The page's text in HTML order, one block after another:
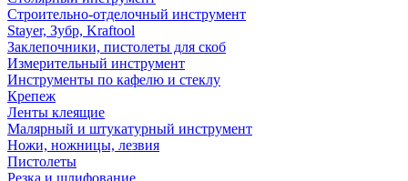
Строительно-отделочный инструмент
Stayer, Зубр, Kraftool
Заклепочники, пистолеты для скоб
Измерительный инструмент
Инструменты по кафелю и стеклу
Крепеж
Ленты клеящие
Малярный и штукатурный инструмент
Ножи, ножницы, лезвия
Пистолеты
Резка и шлифование